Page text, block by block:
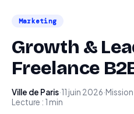
Marketing
Growth &
Freelance
Ville de Paris·11 juin 2026·
Lecture : 1 min